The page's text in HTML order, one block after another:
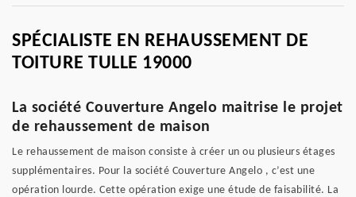
SPÉCIALISTE EN REHAUSSEMENT DE
TOITURE TULLE 19000
La société Couverture Angelo maitrise le projet
de rehaussement de maison
Le rehaussement de maison consiste à créer un ou plusieurs étages
supplémentaires. Pour la société Couverture Angelo , c’est une
opération lourde. Cette opération exige une étude de faisabilité. La